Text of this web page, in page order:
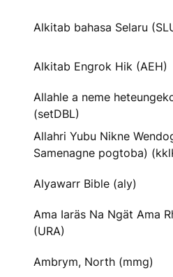
Alkitab bahasa Selaru
Alkitab Engrok Hik (AEH)
Allahle a neme
(setDBL)
Allahri Yubu Nikne
Samenagne pogtoba)
Alyawarr Bible (aly)
Ama Iaräs Na Ngät Ama
(URA)
Ambrym, North (mmg)